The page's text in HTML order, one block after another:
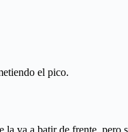
el pico.
va a batir de frente, pero